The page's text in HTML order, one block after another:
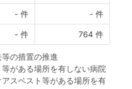
- 件 - 件
- 件 764 件
の措置の推進
等がある場所を有しない病院
スベスト等がある場所を有